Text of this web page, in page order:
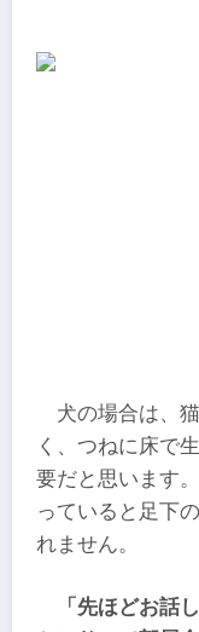
犬の場合は、
く、つねに床で
要だと思います
っていると足下
れません。
「先ほどお話